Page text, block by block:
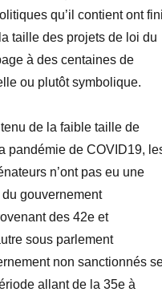
qu’il contient ont
taille des projets de loi du
à des centaines de
ou plutôt symbolique.
de la faible taille de
pandémie de COVID19,
n’ont pas eu une
gouvernement
des 42eet
sous parlement
non sanctionnés
allant de la 35e à